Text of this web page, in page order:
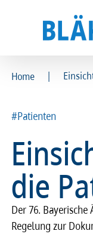
Patientinnen
Kammer &
Presse
Patientinnen
Kammer &
Presse
Home |
#Patienten
die
Der 76. Bayerische
Regelung zur